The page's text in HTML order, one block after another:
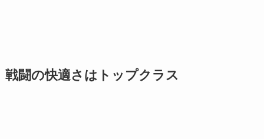
戦闘の快適さはトップクラス